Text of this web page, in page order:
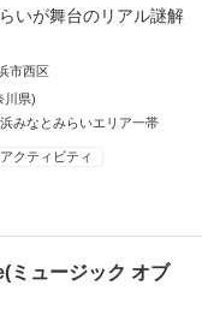
いが舞台のリアル謎解
市西区
川県)
みなとみらいエリア一帯
クティビティ
ミュージック オブ